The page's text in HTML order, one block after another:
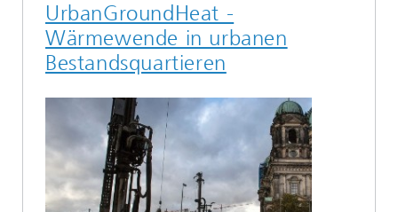
UrbanGroundHeat -
Wärmewende in urbanen
Bestandsquartieren